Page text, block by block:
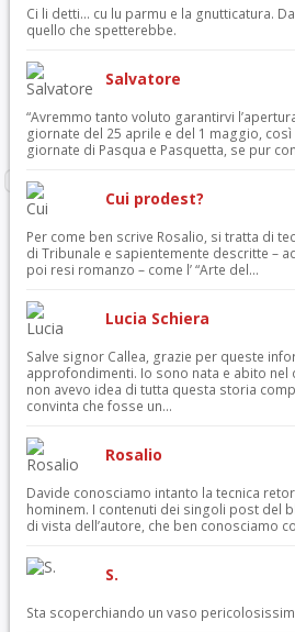
Ci li detti… cu lu parmu e la gnutticatura.
quello che spetterebbe.
Salvatore
“Avremmo tanto voluto garantirvi
giornate del 25 aprile e del 1 maggio,
giornate di Pasqua e Pasquetta, se pur
Cui prodest?
Per come ben scrive Rosalio, si tratta di
di Tribunale e sapientemente descritte –
poi resi romanzo – come l’ “Arte del...
Lucia Schiera
Salve signor Callea, grazie per queste
approfondimenti. Io sono nata e abito nel
non avevo idea di tutta questa storia
convinta che fosse un...
Rosalio
Davide conosciamo intanto la tecnica
hominem. I contenuti dei singoli post del
di vista dell’autore, che ben conosciamo
S.
Sta scoperchiando un vaso